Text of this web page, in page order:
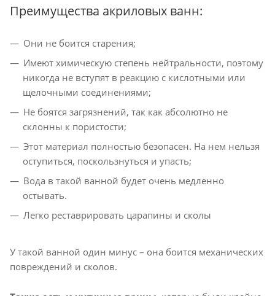
Преимущества акриловых ванн:
Они не боится старения;
Имеют химическую степень нейтральности, поэтому
никогда не вступят в реакцию с кислотными или
щелочными соединениями;
Не боятся загрязнений, так как абсолютно не
склонны к пористости;
Этот материал полностью безопасен. На нем нельзя
оступиться, поскользнуться и упасть;
Вода в такой ванной будет очень медленно
остывать.
Легко реставрировать царапины и сколы
У такой ванной один минус – она боится механических
повреждений и сколов.